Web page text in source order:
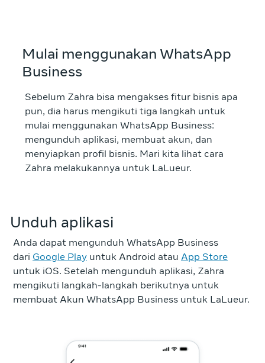
Mulai menggunakan WhatsApp
Business
Sebelum Zahra bisa mengakses fitur bisnis apa
pun, dia harus mengikuti tiga langkah untuk
mulai menggunakan WhatsApp Business:
mengunduh aplikasi, membuat akun, dan
menyiapkan profil bisnis. Mari kita lihat cara
Zahra melakukannya untuk LaLueur.
Unduh aplikasi
Anda dapat mengunduh WhatsApp Business
dari Google Play untuk Android atau App Store
untuk iOS. Setelah mengunduh aplikasi, Zahra
mengikuti langkah-langkah berikutnya untuk
membuat Akun WhatsApp Business untuk LaLueur.